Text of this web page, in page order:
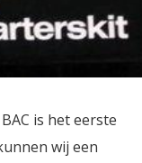
is het eerste
wij een